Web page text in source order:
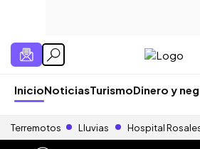
InicioNoticiasTurismoDinero y
Terremotos Lluvias Hospital